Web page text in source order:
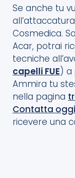
Se anche tu
Cosmedica.
Acar, potrai
tecniche
capelli FUE) a
Ammira tu
nella pagina
Contatta
ricevere una